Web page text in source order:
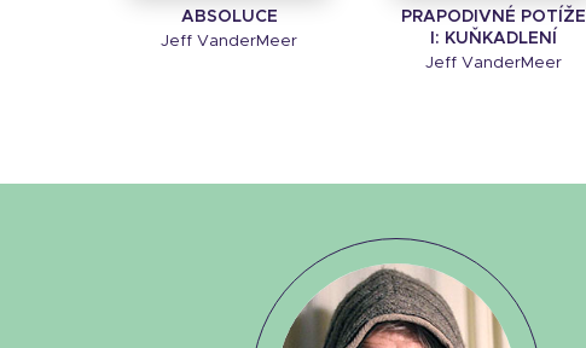
ABSOLUCE
Jeff VanderMeer
PRAPODIVNÉ POTÍŽE
I: KUŇKADLENÍ
Jeff VanderMeer